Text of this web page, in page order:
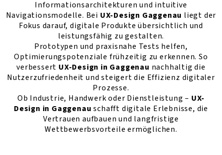
Informationsarchitekturen und intuitive
Navigationsmodelle. Bei UX-Design Gaggenau liegt der
Fokus darauf, digitale Produkte übersichtlich und
leistungsfähig zu gestalten.
Prototypen und praxisnahe Tests helfen,
Optimierungspotenziale frühzeitig zu erkennen. So
verbessert UX-Design in Gaggenau nachhaltig die
Nutzerzufriedenheit und steigert die Effizienz digitaler
Prozesse.
Ob Industrie, Handwerk oder Dienstleistung – UX-
Design in Gaggenau schafft digitale Erlebnisse, die
Vertrauen aufbauen und langfristige
Wettbewerbsvorteile ermöglichen.